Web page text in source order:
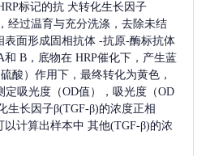
标记的抗 犬转化生长因子
经过温育与充分洗涤，去除未结
表面形成固相抗体 -抗原-酶标抗体
B，底物在 HRP催化下，产生蓝
酸）作用下，最终转化为黄色，
定吸光度（OD值），吸光度（OD
生长因子β(TGF-β)的浓度正相
以计算出样本中 其他(TGF-β)的浓